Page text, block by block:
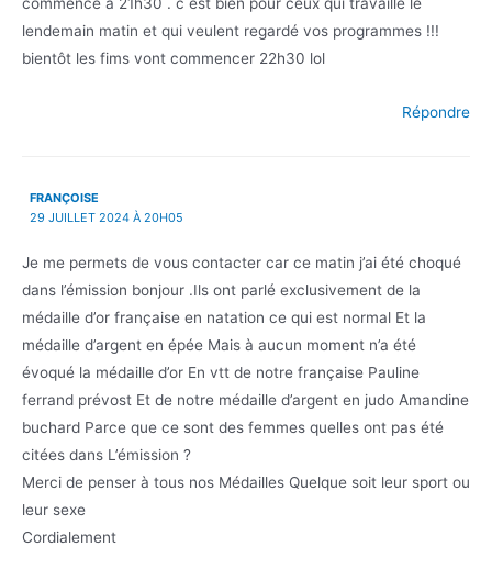
lendemain matin et qui veulent regardé vos programmes !!!
bientôt les fims vont commencer 22h30 lol
Répondre
FRANÇOISE
29 JUILLET 2024 À 20H05
Je me permets de vous contacter car ce matin j’ai été choqué
dans l’émission bonjour .Ils ont parlé exclusivement de la
médaille d’or française en natation ce qui est normal Et la
médaille d’argent en épée Mais à aucun moment n’a été
évoqué la médaille d’or En vtt de notre française Pauline
ferrand prévost Et de notre médaille d’argent en judo Amandine
buchard Parce que ce sont des femmes quelles ont pas été
citées dans L’émission ?
Merci de penser à tous nos Médailles Quelque soit leur sport ou
leur sexe
Cordialement